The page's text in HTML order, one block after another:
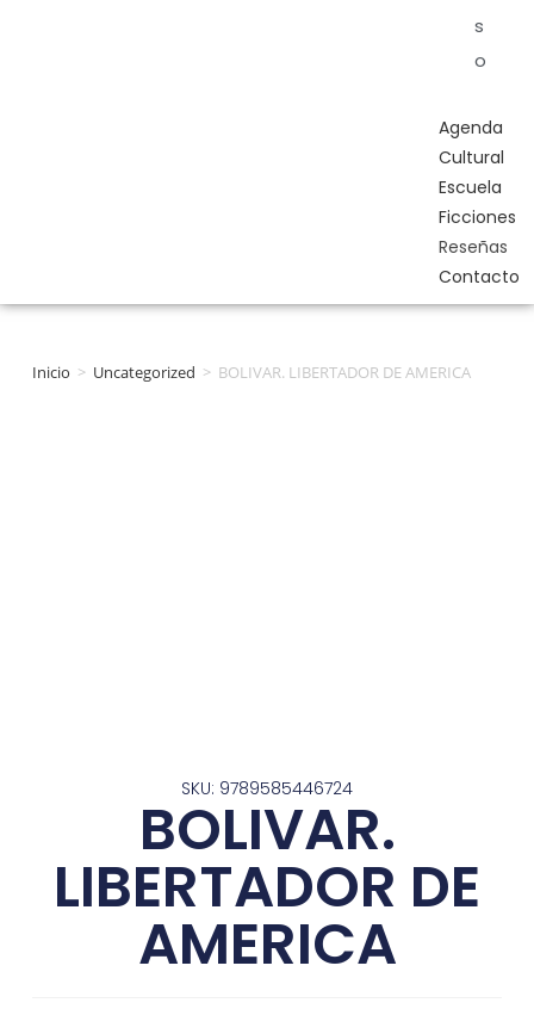
s
o
Agenda
Cultural
Escuela
Ficciones
Reseñas
Contacto
Inicio > Uncategorized > BOLIVAR. LIBERTADOR DE AMERICA
SKU: 9789585446724
BOLIVAR.
LIBERTADOR DE
AMERICA